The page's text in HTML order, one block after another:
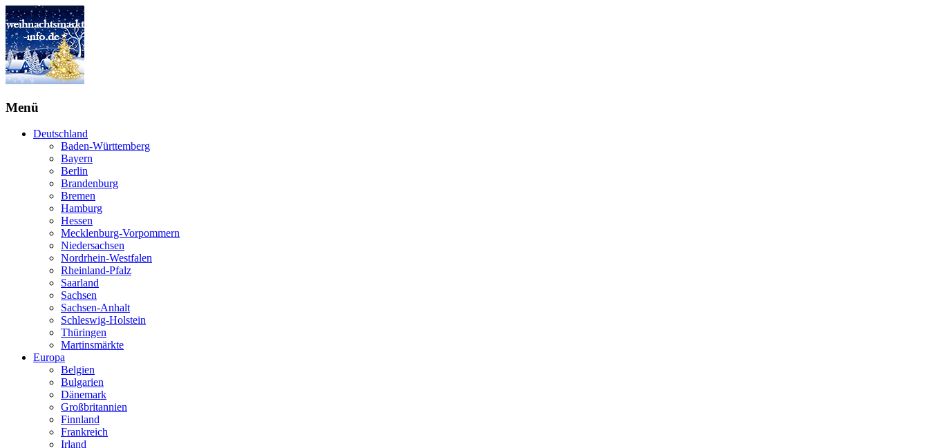
Menü
Deutschland
Baden-Württemberg
Bayern
Berlin
Brandenburg
Bremen
Hamburg
Hessen
Mecklenburg-Vorpommern
Niedersachsen
Nordrhein-Westfalen
Rheinland-Pfalz
Saarland
Sachsen
Sachsen-Anhalt
Schleswig-Holstein
Thüringen
Martinsmärkte
Europa
Belgien
Bulgarien
Dänemark
Großbritannien
Finnland
Frankreich
Irland